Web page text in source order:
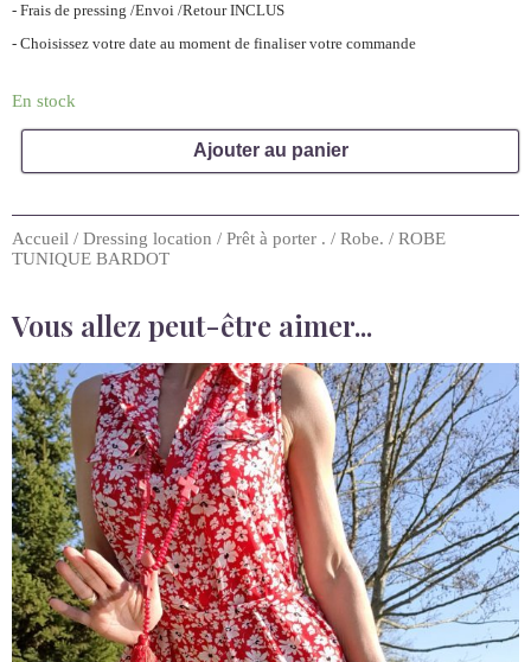
- Frais de pressing /Envoi /Retour INCLUS
- Choisissez votre date au moment de finaliser votre commande
En stock
Ajouter au panier
Accueil / Dressing location / Prêt à porter . / Robe. / ROBE
TUNIQUE BARDOT
Vous allez peut-être aimer...